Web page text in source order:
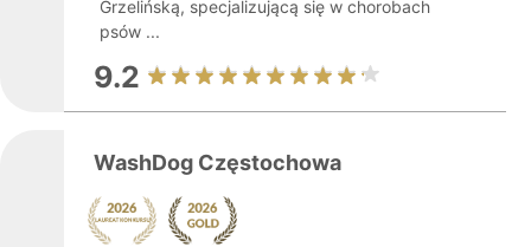
Grzelińską, specjalizującą się w chorobach
psów ...
9.2
WashDog Częstochowa